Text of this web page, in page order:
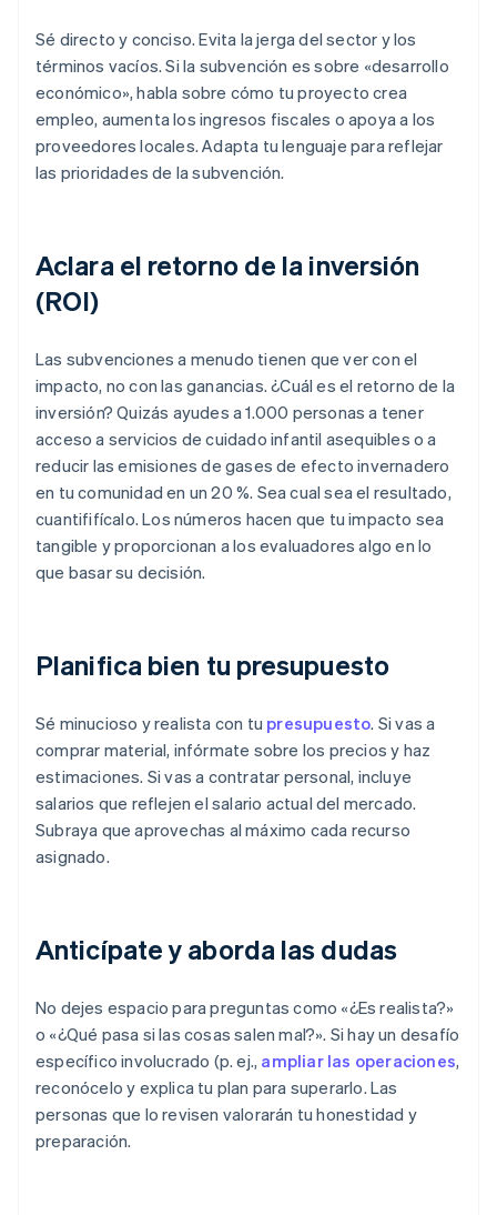
Sé directo y conciso. Evita la jerga del sector y los
términos vacíos. Si la subvención es sobre «desarrollo
económico», habla sobre cómo tu proyecto crea
empleo, aumenta los ingresos fiscales o apoya a los
proveedores locales. Adapta tu lenguaje para reflejar
las prioridades de la subvención.
Aclara el retorno de la inversión
(ROI)
Las subvenciones a menudo tienen que ver con el
impacto, no con las ganancias. ¿Cuál es el retorno de la
inversión? Quizás ayudes a 1.000 personas a tener
acceso a servicios de cuidado infantil asequibles o a
reducir las emisiones de gases de efecto invernadero
en tu comunidad en un 20 %. Sea cual sea el resultado,
cuantififícalo. Los números hacen que tu impacto sea
tangible y proporcionan a los evaluadores algo en lo
que basar su decisión.
Planifica bien tu presupuesto
Sé minucioso y realista con tu presupuesto. Si vas a
comprar material, infórmate sobre los precios y haz
estimaciones. Si vas a contratar personal, incluye
salarios que reflejen el salario actual del mercado.
Subraya que aprovechas al máximo cada recurso
asignado.
Anticípate y aborda las dudas
No dejes espacio para preguntas como «¿Es realista?»
o «¿Qué pasa si las cosas salen mal?». Si hay un desafío
específico involucrado (p. ej., ampliar las operaciones,
reconócelo y explica tu plan para superarlo. Las
personas que lo revisen valorarán tu honestidad y
preparación.